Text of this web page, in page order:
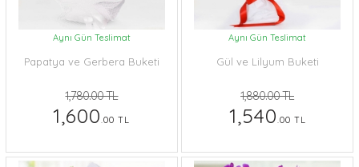
Aynı Gün Teslimat
Papatya ve Gerbera Buketi
1,780.00 TL
1,600.00 TL
Aynı Gün Teslimat
Gül ve Lilyum Buketi
1,880.00 TL
1,540.00 TL